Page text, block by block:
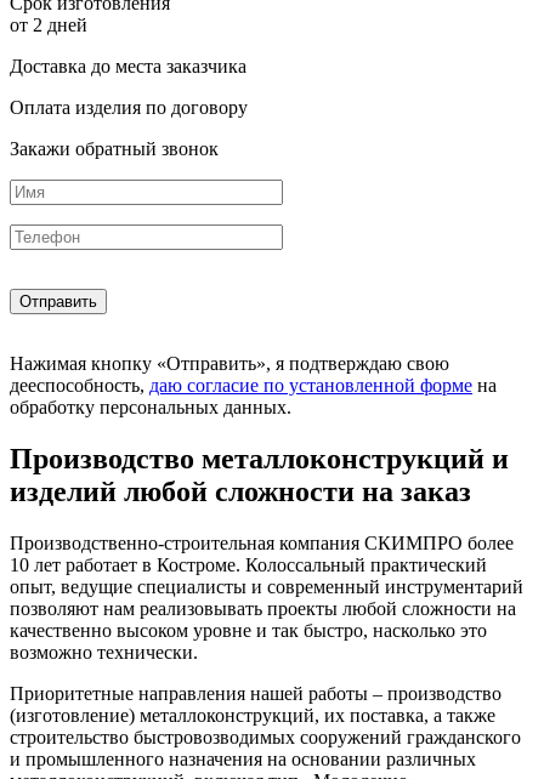
от 2 дней
Доставка до места заказчика
Оплата изделия по договору
Закажи обратный звонок
Нажимая кнопку «Отправить», я подтверждаю свою
дееспособность, даю согласие по установленной форме на
обработку персональных данных.
Производство металлоконструкций и
изделий любой сложности на заказ
Производственно-строительная компания СКИМПРО более
10 лет работает в Костроме. Колоссальный практический
опыт, ведущие специалисты и современный инструментарий
позволяют нам реализовывать проекты любой сложности на
качественно высоком уровне и так быстро, насколько это
возможно технически.
Приоритетные направления нашей работы – производство
(изготовление) металлоконструкций, их поставка, а также
строительство быстровозводимых сооружений гражданского
и промышленного назначения на основании различных